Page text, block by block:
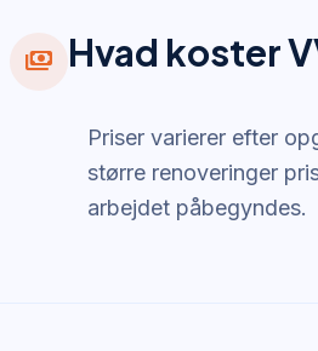
payments Hvad koster
Priser varierer efter
større renoveringer
arbejdet påbegyndes.